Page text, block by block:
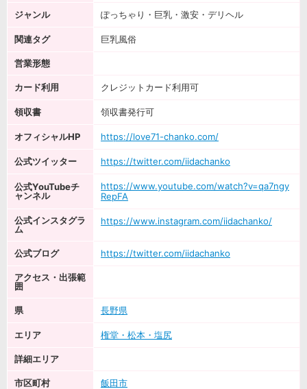
ジャンル ぽっちゃり・巨乳・激安・デリヘル
関連タグ 巨乳風俗
営業形態
カード利用 クレジットカード利用可
領収書 領収書発行可
オフィシャルHP https://love71-chanko.com/
公式ツイッター https://twitter.com/iidachanko
公式YouTubeチ
ャンネル
https://www.youtube.com/watch?v=qa7ngy
RepFA
公式インスタグラ
ム
https://www.instagram.com/iidachanko/
公式ブログ https://twitter.com/iidachanko
アクセス・出張範
囲
県 長野県
エリア 権堂・松本・塩尻
詳細エリア
市区町村 飯田市